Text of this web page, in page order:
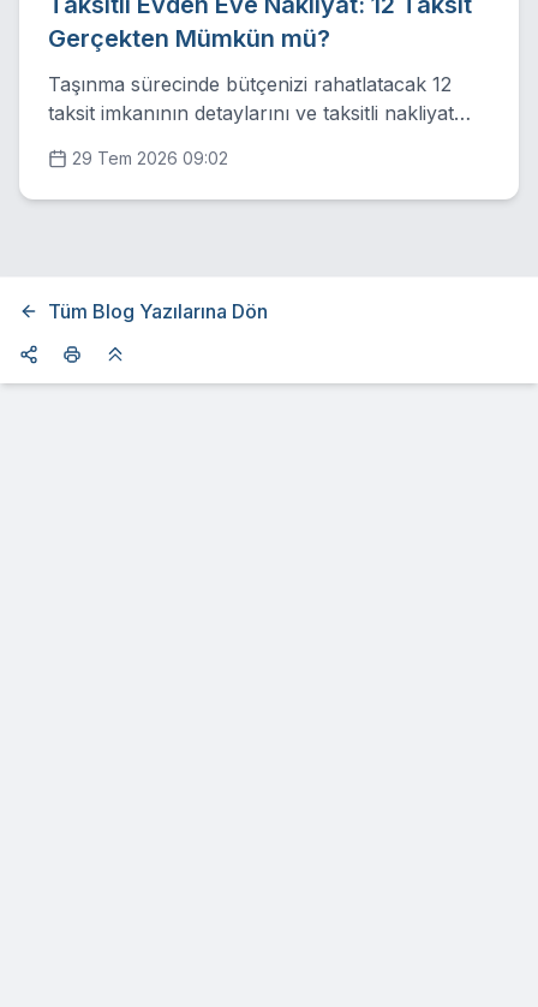
Gerçekten Mümkün mü?
Taşınma sürecinde bütçenizi rahatlatacak 12
taksit imkanının detaylarını ve taksitli nakliyat
29 Tem 2026 09:02
Tüm Blog Yazılarına Dön